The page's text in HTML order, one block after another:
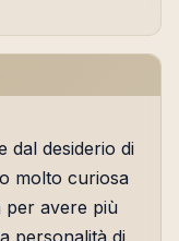
dal desiderio di
molto curiosa
per avere più